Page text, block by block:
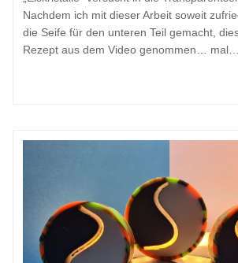
Nachdem ich mit dieser Arbeit soweit
die Seife für den unteren Teil gemacht,
Rezept aus dem Video genommen… mal…